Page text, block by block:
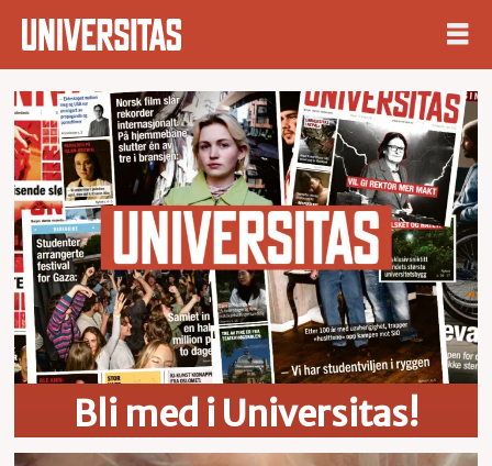
Universitas
Bli med i Universitas!